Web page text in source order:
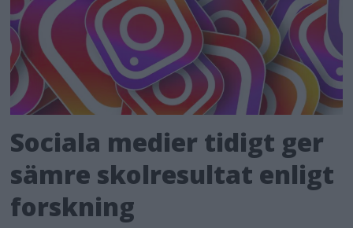
Sociala medier tidigt ger
sämre skolresultat enligt
forskning